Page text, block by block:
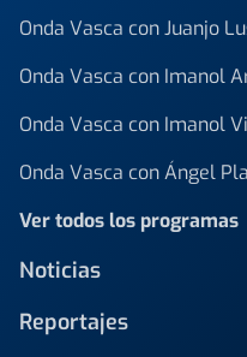
Onda Vasca con Juanjo
Onda Vasca con Imanol
Onda Vasca con Imanol
Onda Vasca con Ángel
Ver todos los programas
Noticias
Reportajes